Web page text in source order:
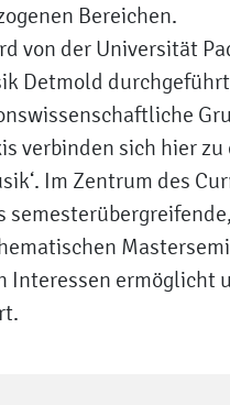
Bereichen.
von der Universität
Detmold
verbinden sich hier
Im Zentrum des
Interessen